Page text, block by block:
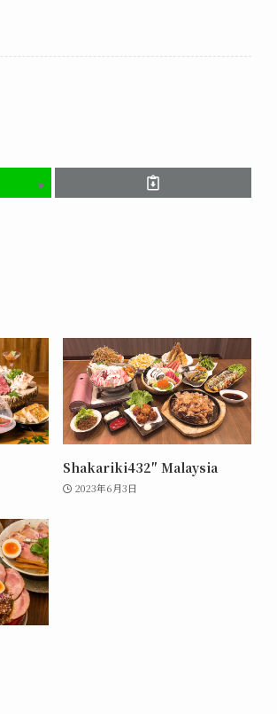
Shakariki432″ Malaysia
2023年6月3日